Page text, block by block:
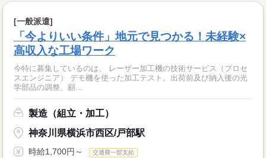
[一般派遣]
「今よりいい条件」地元で見つかる！未経験×
高収入な工場ワーク
今特に募集しているのは、 レーザー加工機の技術サービス（プロセ
スエンジニア） デモ機を使った加工テスト。出荷前及び納入後の光
学部品の調整、顧...
製造（組立・加工）
神奈川県横浜市西区/戸部駅
時給1,700円～ 交通費一部支給